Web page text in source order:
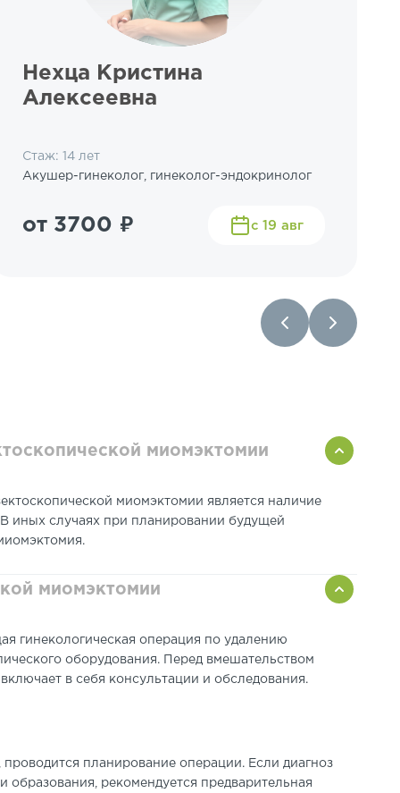
Нехца Кристина
Алексеевна
Стаж: 14 лет
Акушер-гинеколог, гинеколог-эндокринолог
от 3700 ₽ с 19 авг
миомэктомии
миомэктомии является наличие
иных случаях при планировании будущей
миомэктомии
гинекологическая операция по удалению
оборудования. Перед вмешательством
в себя консультации и обследования.
планирование операции. Если диагноз
рекомендуется предварительная